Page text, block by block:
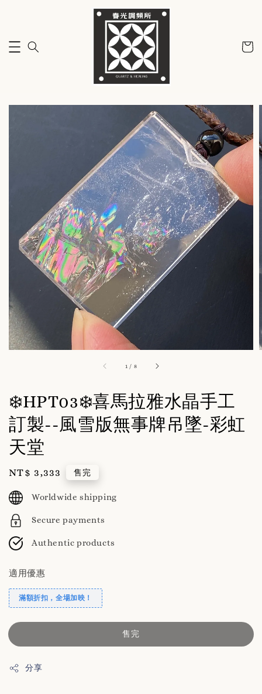
1 / 8
❄️HPT03❄️喜馬拉雅水晶手工
訂製--風雪版無事牌吊墜-彩虹
天堂
Regular
price
NT$ 3,333 售完
Worldwide shipping
Secure payments
Authentic products
適用優惠
滿額折扣，全場加映！
售完
分享